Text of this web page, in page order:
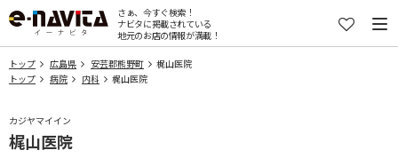
さぁ、今すぐ検索！
ナビタに掲載されている
地元のお店の情報が満載！
トップ 広島県 安芸郡熊野町
梶山医院
トップ
病院 内科 梶山医院
カジヤマイイン
梶山医院